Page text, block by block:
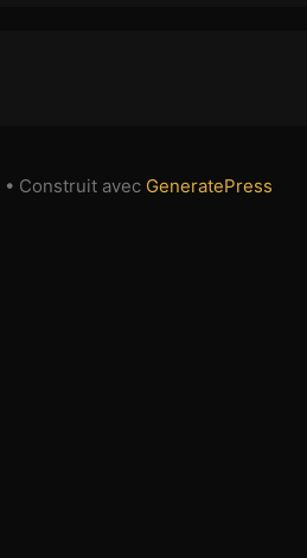
• Construit avec GeneratePress